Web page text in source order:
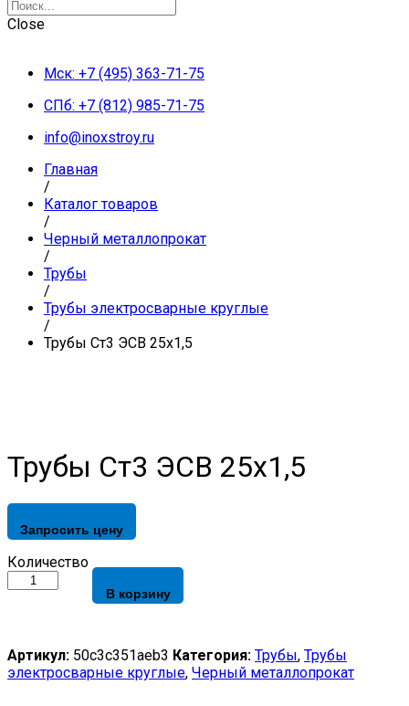
Close
Мск: +7 (495) 363-71-75
СПб: +7 (812) 985-71-75
info@inoxstroy.ru
Главная
/
Каталог товаров
/
Черный металлопрокат
/
Трубы
/
Трубы электросварные круглые
/
Трубы Ст3 ЭСВ 25х1,5
Трубы Ст3 ЭСВ 25х1,5
Запросить цену
Трубы
Количество
В корзину
Артикул: 50c3c351aeb3 Категория: Трубы, Трубы
электросварные круглые, Черный металлопрокат